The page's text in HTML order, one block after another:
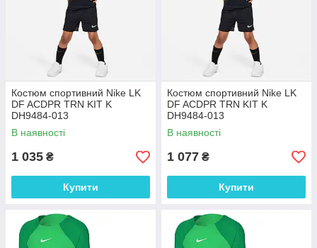
Костюм спортивний Nike LK
DF ACDPR TRN KIT K
DH9484-013
В наявності
1 035 ₴
Купити
Костюм спортивний Nike LK
DF ACDPR TRN KIT K
DH9484-013
В наявності
1 077 ₴
Купити